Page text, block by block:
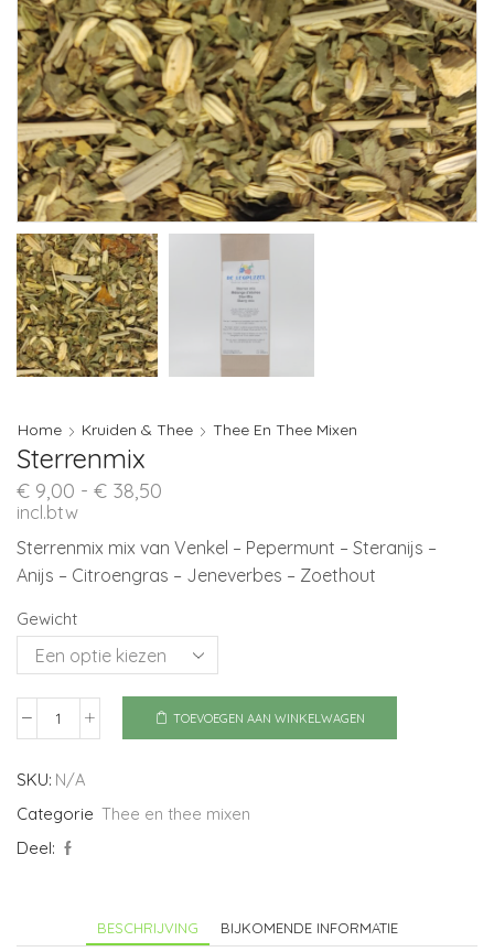
Home Kruiden & Thee Thee En Thee Mixen
Sterrenmix
€ 9,00 - € 38,50
tot
€ 38,50
incl.btw
Sterrenmix mix van Venkel – Pepermunt – Steranijs –
Anijs – Citroengras – Jeneverbes – Zoethout
Gewicht
Sterrenmix
TOEVOEGEN AAN WINKELWAGEN
SKU: N/A
Categorie Thee en thee mixen
Deel:
BESCHRIJVING BIJKOMENDE INFORMATIE